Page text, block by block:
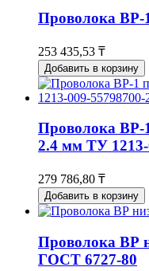
Проволока ВР-
253 435,53 ₸
Добавить в корзину
Проволока ВР-
2.4 мм ТУ 1213-
279 786,80 ₸
Добавить в корзину
Проволока ВР
ГОСТ 6727-80